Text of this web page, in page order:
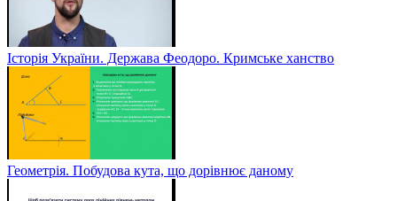
Історія України. Держава Феодоро. Кримське ханство
Геометрія. Побудова кута, що дорівнює даному